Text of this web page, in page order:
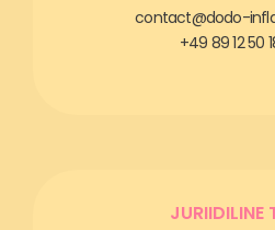
contact@dodo-
+49 89 12 50
JURIIDILINE